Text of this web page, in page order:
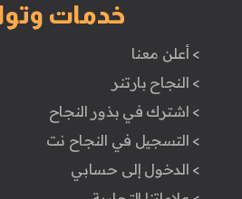
خدمات
> أعلن معنا
> النجاح بارتنر
> اشترك في بذور النجاح
> التسجيل في النجاح نت
> الدخول إلى حسابي